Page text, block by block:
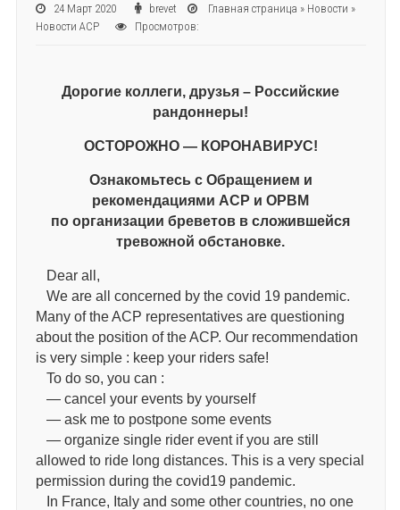
24 Март 2020 brevet Главная страница » Новости »
Новости АСР
Просмотров:
Дорогие коллеги, друзья – Российские
рандоннеры!
ОСТОРОЖНО — КОРОНАВИРУС!
Ознакомьтесь с Обращением и
рекомендациями АСР и ОРВМ
по организации бреветов в сложившейся
тревожной обстановке.
Dear all,
We are all concerned by the covid 19 pandemic.
Many of the ACP representatives are questioning
about the position of the ACP. Our recommendation
is very simple : keep your riders safe!
To do so, you can :
— cancel your events by yourself
— ask me to postpone some events
— organize single rider event if you are still
allowed to ride long distances. This is a very special
permission during the covid19 pandemic.
In France, Italy and some other countries, no one